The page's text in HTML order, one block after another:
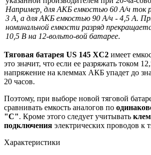
Например, для АКБ емкостью 60 А/ч ток
3 А, а для АКБ емкостью 90 А/ч - 4,5 А.
номинальной емкости разряд
10,5 В на 12-вольто-вой батарее.
Тяговая батарея US 145 XC2 имеет
это значит, что если ее разряжать током
напряжение на клеммах АКБ упадет до
20 часов.
Поэтому, при выборе новой тяговой
сравнивать емкость аналогов по
"С". Кроме этого следует учитывать
подключения электрических проводов к
Характеристики